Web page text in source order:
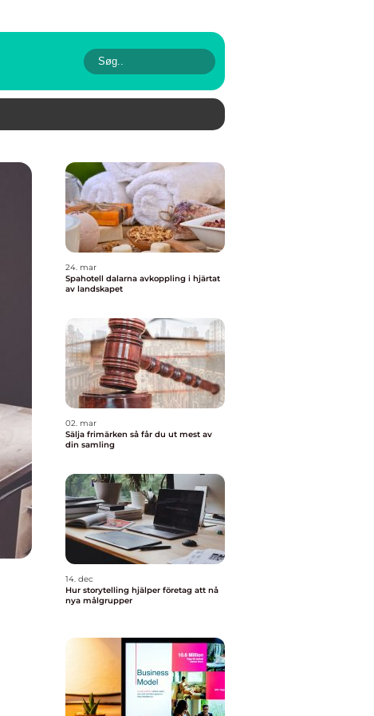
24. mar
Spahotell dalarna avkoppling i hjärtat
av landskapet
02. mar
Sälja frimärken så får du ut mest av
din samling
14. dec
Hur storytelling hjälper företag att nå
nya målgrupper